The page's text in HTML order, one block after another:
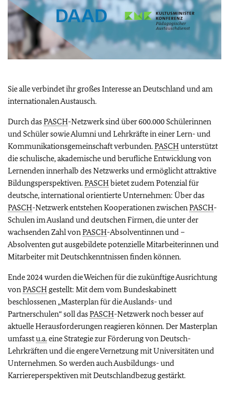
Sie alle verbindet ihr großes Interesse an Deutschland und am
internationalen Austausch.
Durch dasPASCH-Netzwerk sind über 600.000 Schülerinnen
und Schüler sowie Alumni und Lehrkräfte in einer Lern- und
Kommunikationsgemeinschaft verbunden.PASCHunterstützt
die schulische, akademische und beruﬂiche Entwicklung von
Lernenden innerhalb des Netzwerks und ermöglicht attraktive
Bildungsperspektiven.PASCHbietet zudem Potenzial für
deutsche, international orientierte Unternehmen: Über das
PASCH-Netzwerk entstehen Kooperationen zwischen PASCH-
Schulen im Ausland und deutschen Firmen, die unter der
wachsenden Zahl von PASCH-Absolventinnen und –
Absolventen gut ausgebildete potenzielle Mitarbeiterinnen und
Mitarbeiter mit Deutschkenntnissen ﬁnden können.
Ende 2024 wurden die Weichen für die zukünftige Ausrichtung
von PASCH gestellt: Mit dem vom Bundeskabinett
beschlossenen „Masterplan für die Auslands- und
Partnerschulen“ soll dasPASCH-Netzwerk noch besser auf
aktuelle Herausforderungen reagieren können. Der Masterplan
umfasstu.a.eine Strategie zur Förderung von Deutsch-
Lehrkräften und die engere Vernetzung mit Universitäten und
Unternehmen. So werden auch Ausbildungs- und
Karriereperspektiven mit Deutschlandbezug gestärkt.